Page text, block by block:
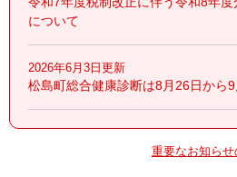
について
2026年6月3日更新
松島町総合健康診断は8月26日から
重要なお知らせ